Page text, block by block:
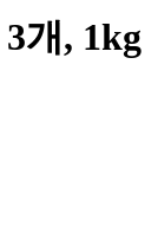
개, 1kg